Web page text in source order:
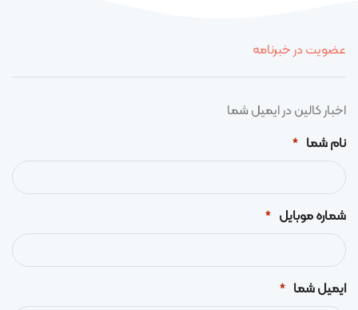
عضویت در خبرنامه
اخبار کالین در ایمیل شما
نام شما
*
شماره موبایل *
ایمیل شما *